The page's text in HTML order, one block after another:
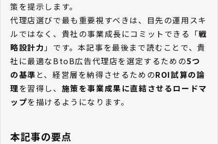
策を提示します。
代理店選びで最も重要視すべきは、目先の運用スキ
ルではなく、貴社の事業成長にコミットできる「戦
略設計力」です。本記事を最後まで読むことで、貴
社に最適なBtoB広告代理店を選定するための5つ
の基準 と、経営層を納得させるためのROI試算の論
理を習得し、 施策を事業成果に直結させるロードマ
ップを描けるようになります。
本記事の要点